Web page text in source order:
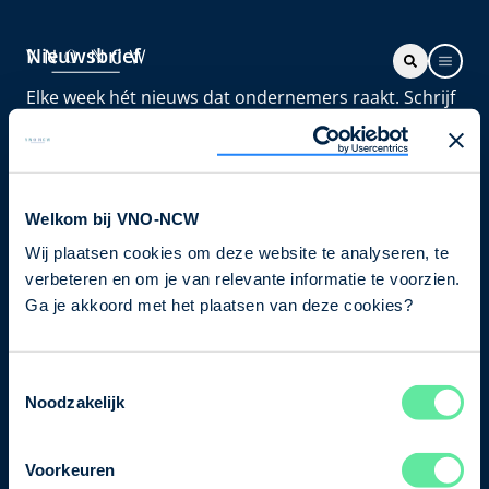
Welkom bij VNO-NCW
Wij plaatsen cookies om deze website te analyseren, te
verbeteren en om je van relevante informatie te voorzien.
Ga je akkoord met het plaatsen van deze cookies?
Noodzakelijk
Voorkeuren
Nieuwsbrief
Elke week hét nieuws dat ondernemers raakt. Schrijf
je nu in voor de VNO-NCW nieuwsbrief.
Schrijf je in
Direct naar
Ons verhaal
Bezuidenhoutseweg 12
T+31 70 349 03 49